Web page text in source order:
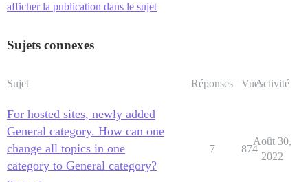
afficher la publication dans le sujet
Sujets connexes
Sujet Réponses VuesActivité
For hosted sites, newly added
General category. How can one
change all topics in one
category to General category?
7 874
Août 30,
2022